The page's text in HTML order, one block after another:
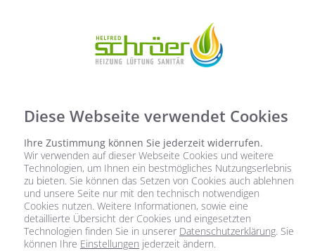
Diese Webseite verwendet Cookies
Ihre Zustimmung können Sie jederzeit widerrufen.
Wir verwenden auf dieser Webseite Cookies und weitere
Technologien, um Ihnen ein bestmögliches Nutzungserlebnis
zu bieten. Sie können das Setzen von Cookies auch ablehnen
und unsere Seite nur mit den technisch notwendigen
Cookies nutzen. Weitere Informationen, sowie eine
detaillierte Übersicht der Cookies und eingesetzten
Technologien finden Sie in unserer Datenschutzerklärung. Sie
können Ihre Einstellungen jederzeit ändern.